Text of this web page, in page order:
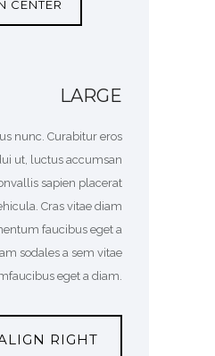
CENTER
LARGE
nunc. Curabitur eros
ut, luctus accumsan
sapien placerat
Cras vitae diam
faucibus eget a
sodales a sem vitae
eget a diam.
RIGHT